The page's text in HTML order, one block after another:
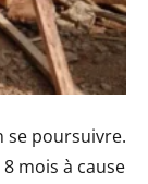
se poursuivre.
mois à cause